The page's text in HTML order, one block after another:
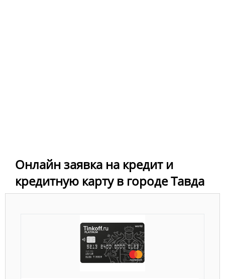
Онлайн заявка на кредит и
кредитную карту в городе Тавда